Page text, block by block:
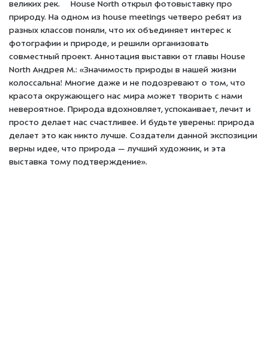
великих рек. ⠀ House North открыл фотовыставку про
природу. На одном из house meetings четверо ребят из
разных классов поняли, что их объединяет интерес к
фотографии и природе, и решили организовать
совместный проект. Аннотация выставки от главы House
North Андрея М.: «Значимость природы в нашей жизни
колоссальна! Многие даже и не подозревают о том, что
красота окружающего нас мира может творить с нами
невероятное. Природа вдохновляет, успокаивает, лечит и
просто делает нас счастливее. И будьте уверены: природа
делает это как никто лучше. Создатели данной экспозиции
верны идее, что природа — лучший художник, и эта
выставка тому подтверждение».